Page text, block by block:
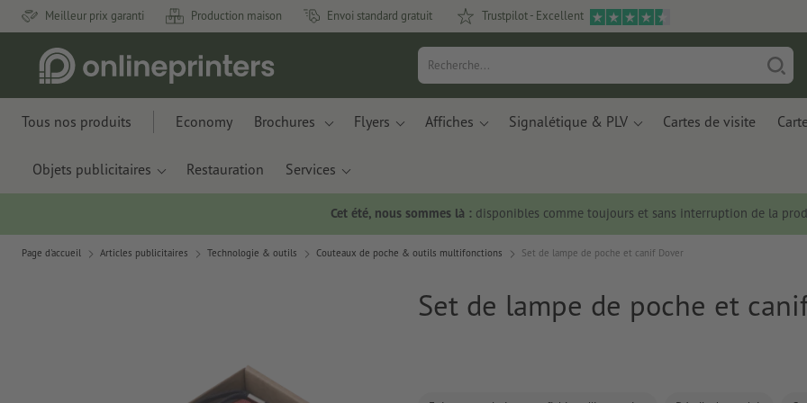
Meilleur prix garanti Production maison Envoi standard gratuit Trustpilot - Excellent
Tous nos produits Economy Brochures Flyers Affiches Signalétique & PLV Cartes de visite
Objets publicitaires Restauration Services
Cet été, nous sommes là :disponibles comme toujours et sans interruption de la
Page d'accueil Articles publicitaires Technologie & outils Couteaux de poche & outils multifonctions Set de lampe de poche et canif Dover
Set de lampe de poche et